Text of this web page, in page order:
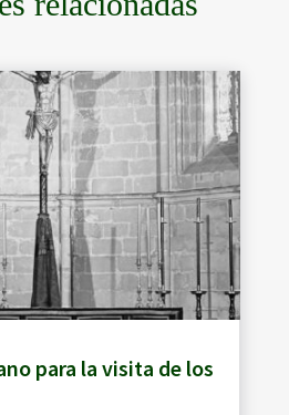
para la visita de los